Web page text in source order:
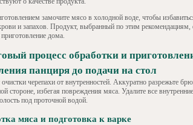
замочите мясо в холодной воде, чтобы
и запахов. Продукт, выбранный по этим рекомендациям,
дома.
процесс обработки и
панциря до подачи на стол
черепахи от внутренностей. Аккуратно разрежьте
стороне, избегая повреждения мяса. Удалите все
под проточной водой.
мяса и подготовка к варке